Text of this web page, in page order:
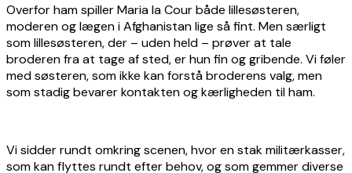
Overfor ham spiller Maria la Cour både lillesøsteren,
moderen og lægen i Afghanistan lige så fint. Men særligt
som lillesøsteren, der – uden held – prøver at tale
broderen fra at tage af sted, er hun fin og gribende. Vi føler
med søsteren, som ikke kan forstå broderens valg, men
som stadig bevarer kontakten og kærligheden til ham.
Vi sidder rundt omkring scenen, hvor en stak militærkasser,
som kan flyttes rundt efter behov, og som gemmer diverse